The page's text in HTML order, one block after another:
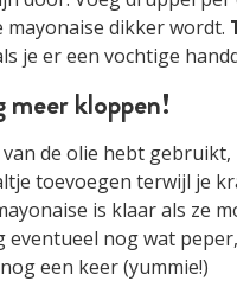
dikker wordt.
je er een vochtige
meer kloppen!
de olie hebt
toevoegen terwijl je
is klaar als ze
eventueel nog wat
een keer (yummie!)